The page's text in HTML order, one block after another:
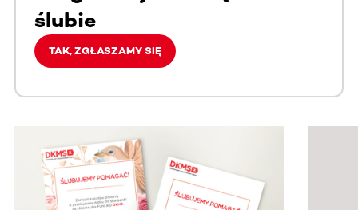
ślubie
TAK, ZGŁASZAMY SIĘ